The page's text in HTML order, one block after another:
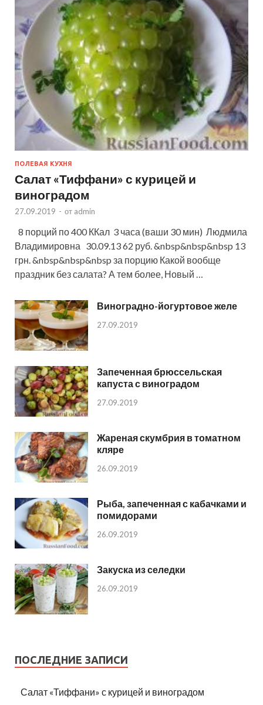
ПОЛЕВАЯ КУХНЯ
Салат «Тиффани» с курицей и
виноградом
27.09.2019 - от admin
8 порций по 400 ККал 3 часа (ваши 30 мин) Людмила
Владимировна 30.09.13 62 руб. &nbsp&nbsp&nbsp 13
грн. &nbsp&nbsp&nbsp за порцию Какой вообще
праздник без салата? А тем более, Новый …
Виноградно-йогуртовое желе
27.09.2019
Запеченная брюссельская
капуста с виноградом
27.09.2019
Жареная скумбрия в томатном
кляре
26.09.2019
Рыба, запеченная с кабачками и
помидорами
26.09.2019
Закуска из селедки
26.09.2019
ПОСЛЕДНИЕ ЗАПИСИ
Салат «Тиффани» с курицей и виноградом